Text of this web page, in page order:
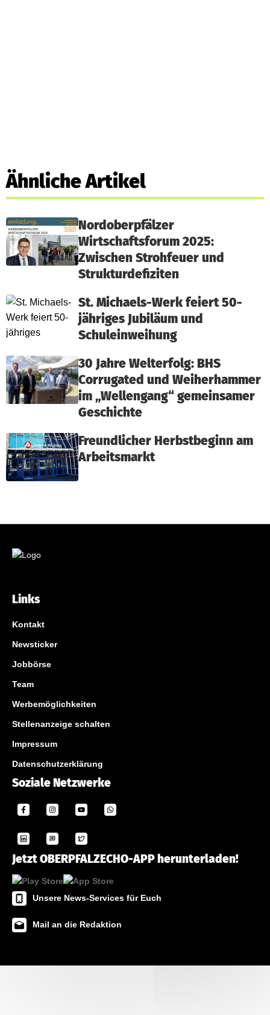
Ähnliche Artikel
Nordoberpfälzer
Wirtschaftsforum 2025:
Zwischen Strohfeuer und
Strukturdefiziten
St. Michaels-Werk feiert 50-
jähriges Jubiläum und
Schuleinweihung
30 Jahre Welterfolg: BHS
Corrugated und Weiherhammer
im „Wellengang“ gemeinsamer
Geschichte
Freundlicher Herbstbeginn am
Arbeitsmarkt
Links
Kontakt
Newsticker
Jobbörse
Team
Werbemöglichkeiten
Stellenanzeige schalten
Impressum
Datenschutzerklärung
Soziale Netzwerke
Jetzt OBERPFALZECHO-APP herunterladen!
Unsere News-Services für Euch
Mail an die Redaktion